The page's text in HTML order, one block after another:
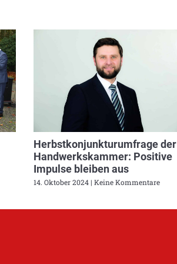
Herbstkonjunkturumfrage der
Handwerkskammer: Positive
Impulse bleiben aus
14. Oktober 2024 Keine Kommentare